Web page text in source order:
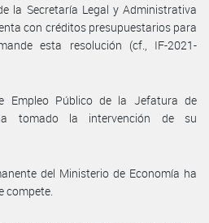
la Secretaría Legal y Administrativa
con créditos presupuestarios para
esta resolución (cf., IF-2021-
Empleo Público de la Jefatura de
tomado la intervención de su
del Ministerio de Economía ha
compete.